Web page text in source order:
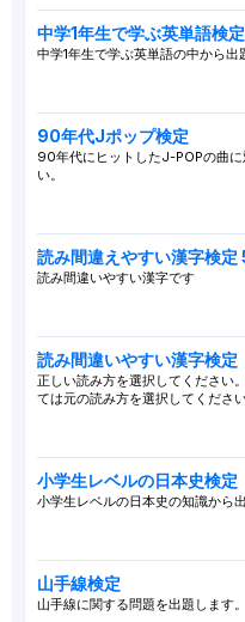
中学1年生で学ぶ英単語検定
中学1年生で学ぶ英単語の中から出
90年代Jポップ検定
90年代にヒットしたJ-POPの曲
い。
読み間違えやすい漢字検定
読み間違いやすい漢字です
読み間違いやすい漢字検定
正しい読み方を選択してください
ては元の読み方を選択してください
小学生レベルの日本史検定
小学生レベルの日本史の知識から出
山手線検定
山手線に関する問題を出題します。